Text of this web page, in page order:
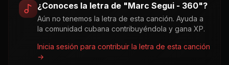
¿Conoces la letra de "Marc Segui - 360"?
Aún no tenemos la letra de esta canción. Ayuda a
la comunidad cubana contribuyéndola y gana XP.
Inicia sesión para contribuir la letra de esta canción
→